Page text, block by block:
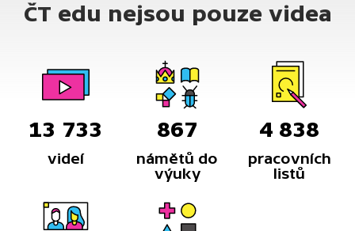
ČT edu nejsou pouze videa
13 733
videí
867
námětů do
výuky
4 838
pracovních
listů